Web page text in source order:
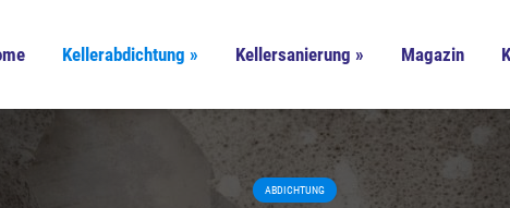
Kellerabdichtung » Kellersanierung » Magazin
ABDICHTUNG